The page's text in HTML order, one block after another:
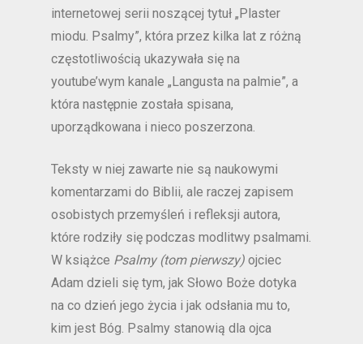
internetowej serii noszącej tytuł „Plaster
miodu. Psalmy”, która przez kilka lat z różną
częstotliwością ukazywała się na
youtube’wym kanale „Langusta na palmie”, a
która następnie została spisana,
uporządkowana i nieco poszerzona.
Teksty w niej zawarte nie są naukowymi
komentarzami do Biblii, ale raczej zapisem
osobistych przemyśleń i refleksji autora,
które rodziły się podczas modlitwy psalmami.
W książce Psalmy (tom pierwszy) ojciec
Adam dzieli się tym, jak Słowo Boże dotyka
na co dzień jego życia i jak odsłania mu to,
kim jest Bóg. Psalmy stanowią dla ojca